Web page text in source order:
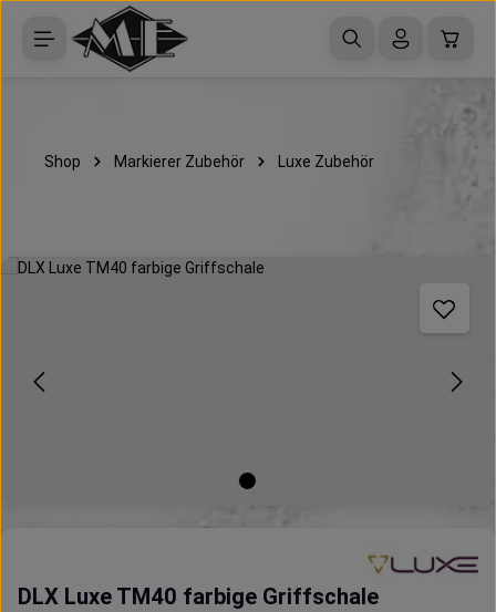
Zum Hauptinhalt springen
Shop Markierer Zubehör Luxe Zubehör
Bildergalerie überspringen
DLX Luxe TM40 farbige Griffschale